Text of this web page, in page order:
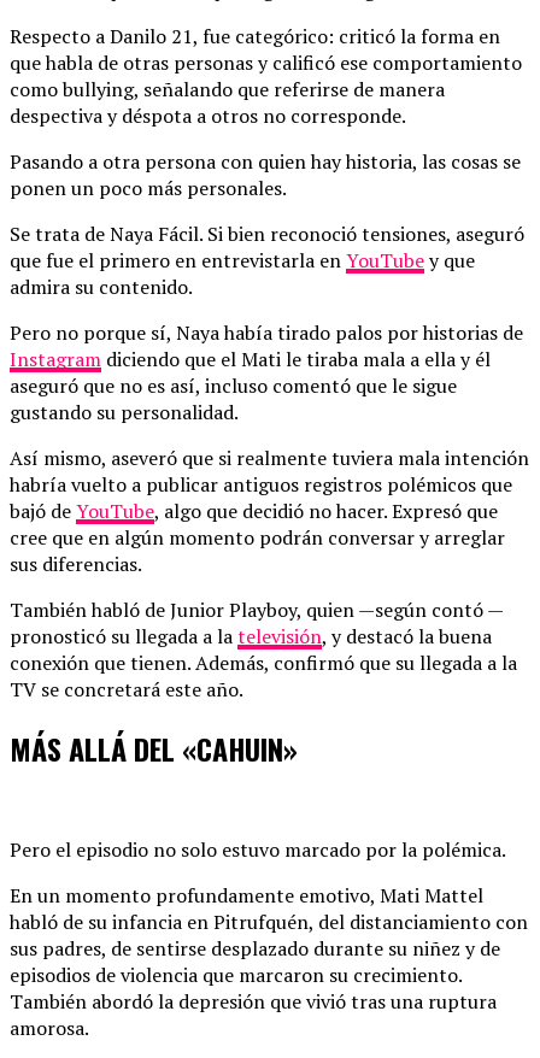
Respecto a Danilo 21, fue categórico: criticó la forma en
que habla de otras personas y calificó ese comportamiento
como bullying, señalando que referirse de manera
despectiva y déspota a otros no corresponde.
Pasando a otra persona con quien hay historia, las cosas se
ponen un poco más personales.
Se trata de Naya Fácil. Si bien reconoció tensiones, aseguró
que fue el primero en entrevistarla enYouTubey que
admira su contenido.
Pero no porque sí, Naya había tirado palos por historias de
Instagram diciendo que el Mati le tiraba mala a ella y él
aseguró que no es así, incluso comentó que le sigue
gustando su personalidad.
Así mismo, aseveró que si realmente tuviera mala intención
habría vuelto a publicar antiguos registros polémicos que
bajó deYouTube, algo que decidió no hacer. Expresó que
cree que en algún momento podrán conversar y arreglar
sus diferencias.
También habló de Junior Playboy, quien —según contó —
pronosticó su llegada a latelevisión, y destacó la buena
conexión que tienen. Además, confirmó que su llegada a la
TV se concretará este año.
MÁS ALLÁ DEL «CAHUIN»
Pero el episodio no solo estuvo marcado por la polémica.
En un momento profundamente emotivo, Mati Mattel
habló de su infancia en Pitrufquén, del distanciamiento con
sus padres, de sentirse desplazado durante su niñez y de
episodios de violencia que marcaron su crecimiento.
También abordó la depresión que vivió tras una ruptura
amorosa.